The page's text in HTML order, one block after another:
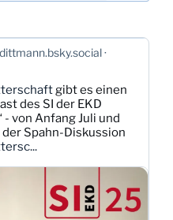
gibt es einen
des SI der EKD
von Anfang Juli und
Spahn-Diskussion